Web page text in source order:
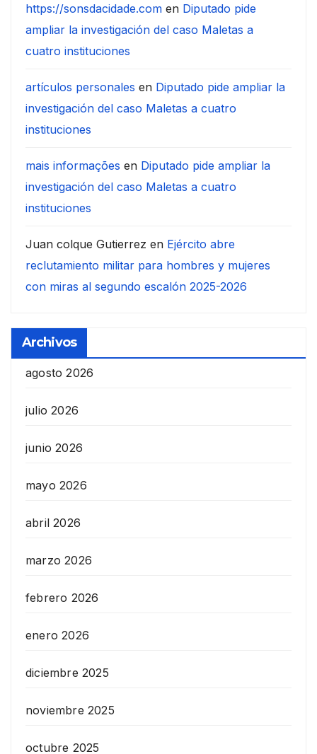
https://sonsdacidade.com en Diputado pide
ampliar la investigación del caso Maletas a
cuatro instituciones
artículos personales en Diputado pide ampliar la
investigación del caso Maletas a cuatro
instituciones
mais informações en Diputado pide ampliar la
investigación del caso Maletas a cuatro
instituciones
Juan colque Gutierrez en Ejército abre
reclutamiento militar para hombres y mujeres
con miras al segundo escalón 2025-2026
Archivos
agosto 2026
julio 2026
junio 2026
mayo 2026
abril 2026
marzo 2026
febrero 2026
enero 2026
diciembre 2025
noviembre 2025
octubre 2025